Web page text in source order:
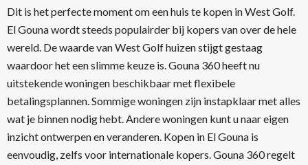
Dit is het perfecte moment om een huis te kopen in West Golf.
El Gouna wordt steeds populairder bij kopers van over de hele
wereld. De waarde van West Golf huizen stijgt gestaag
waardoor het een slimme keuze is. Gouna 360 heeft nu
uitstekende woningen beschikbaar met flexibele
betalingsplannen. Sommige woningen zijn instapklaar met alles
wat je binnen nodig hebt. Andere woningen kunt u naar eigen
inzicht ontwerpen en veranderen. Kopen in El Gouna is
eenvoudig, zelfs voor internationale kopers. Gouna 360 regelt